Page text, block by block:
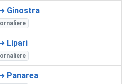
Ginostra
Lipari
Panarea